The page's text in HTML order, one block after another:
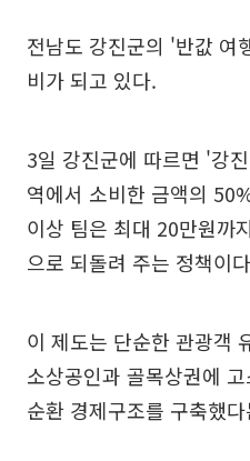
전남도 강진군의 '반값 여
비가 되고 있다.
3일 강진군에 따르면 '강
역에서 소비한 금액의
이상 팀은 최대 20만원까
으로 되돌려 주는 정책이
이 제도는 단순한 관광객
소상공인과 골목상권에
순환 경제구조를 구축했